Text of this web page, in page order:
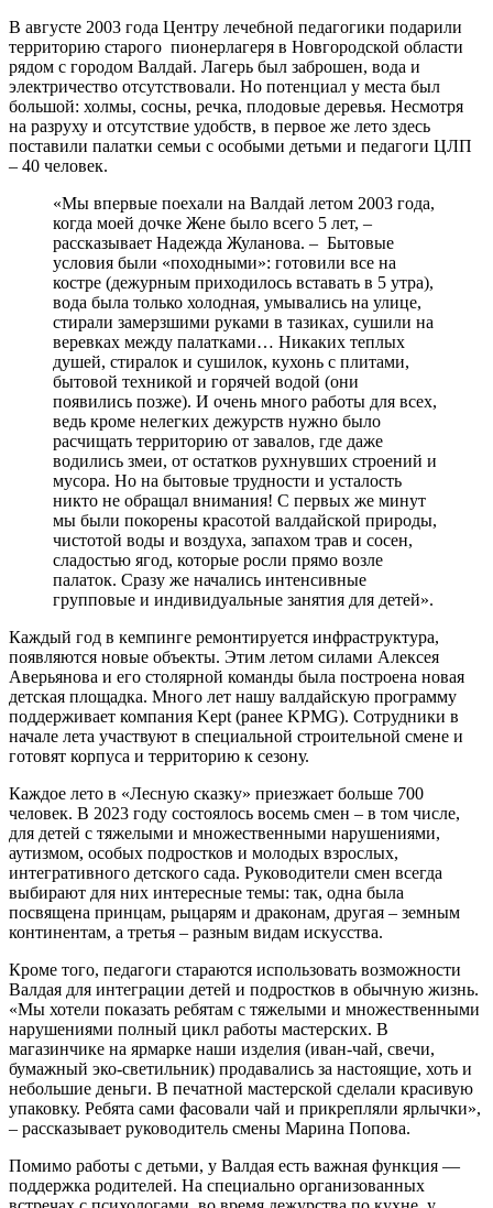
В августе 2003 года Центру лечебной педагогики подарили
территорию старого пионерлагеря в Новгородской области
рядом с городом Валдай. Лагерь был заброшен, вода и
электричество отсутствовали. Но потенциал у места был
большой: холмы, сосны, речка, плодовые деревья. Несмотря
на разруху и отсутствие удобств, в первое же лето здесь
поставили палатки семьи с особыми детьми и педагоги ЦЛП
– 40 человек.
«Мы впервые поехали на Валдай летом 2003 года,
когда моей дочке Жене было всего 5 лет, –
рассказывает Надежда Жуланова. – Бытовые
условия были «походными»: готовили все на
костре (дежурным приходилось вставать в 5 утра),
вода была только холодная, умывались на улице,
стирали замерзшими руками в тазиках, сушили на
веревках между палатками… Никаких теплых
душей, стиралок и сушилок, кухонь с плитами,
бытовой техникой и горячей водой (они
появились позже). И очень много работы для всех,
ведь кроме нелегких дежурств нужно было
расчищать территорию от завалов, где даже
водились змеи, от остатков рухнувших строений и
мусора. Но на бытовые трудности и усталость
никто не обращал внимания! С первых же минут
мы были покорены красотой валдайской природы,
чистотой воды и воздуха, запахом трав и сосен,
сладостью ягод, которые росли прямо возле
палаток. Сразу же начались интенсивные
групповые и индивидуальные занятия для детей».
Каждый год в кемпинге ремонтируется инфраструктура,
появляются новые объекты. Этим летом силами Алексея
Аверьянова и его столярной команды была построена новая
детская площадка. Много лет нашу валдайскую программу
поддерживает компания Kept (ранее KPMG). Сотрудники в
начале лета участвуют в специальной строительной смене и
готовят корпуса и территорию к сезону.
Каждое лето в «Лесную сказку» приезжает больше 700
человек. В 2023 году состоялось восемь смен – в том числе,
для детей с тяжелыми и множественными нарушениями,
аутизмом, особых подростков и молодых взрослых,
интегративного детского сада. Руководители смен всегда
выбирают для них интересные темы: так, одна была
посвящена принцам, рыцарям и драконам, другая – земным
континентам, а третья – разным видам искусства.
Кроме того, педагоги стараются использовать возможности
Валдая для интеграции детей и подростков в обычную жизнь.
«Мы хотели показать ребятам с тяжелыми и множественными
нарушениями полный цикл работы мастерских. В
магазинчике на ярмарке наши изделия (иван-чай, свечи,
бумажный эко-светильник) продавались за настоящие, хоть и
небольшие деньги. В печатной мастерской сделали красивую
упаковку. Ребята сами фасовали чай и прикрепляли ярлычки»,
– рассказывает руководитель смены Марина Попова.
Помимо работы с детьми, у Валдая есть важная функция —
поддержка родителей. На специально организованных